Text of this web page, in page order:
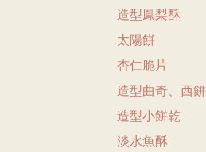
造型鳳梨酥
太陽餅
杏仁脆片
造型曲奇、西餅
造型小餅乾
淡水魚酥